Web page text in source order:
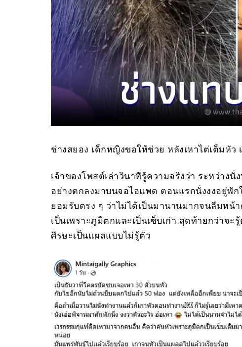
ช่างสยอง เด็กหญิงขอให้ช่วย หลังเหาไต่เต็มหั
เจ้าของโพสต์เล่าวินาทีรู้ความจริงว่า ระหว่างนั่
อย่างตกลงมาบนจอไอแพด ตอนแรกนั่งงงอยู่พั
ยอมรับตรง ๆ ว่าไม่ได้เป็นมานานมากจนลืมหน้
เป็นเพราะภูมิตกและเป็นเซ็บเก่า สุดท้ายกว่าจ
ศีรษะเป็นแผลแบบไม่รู้ตัว